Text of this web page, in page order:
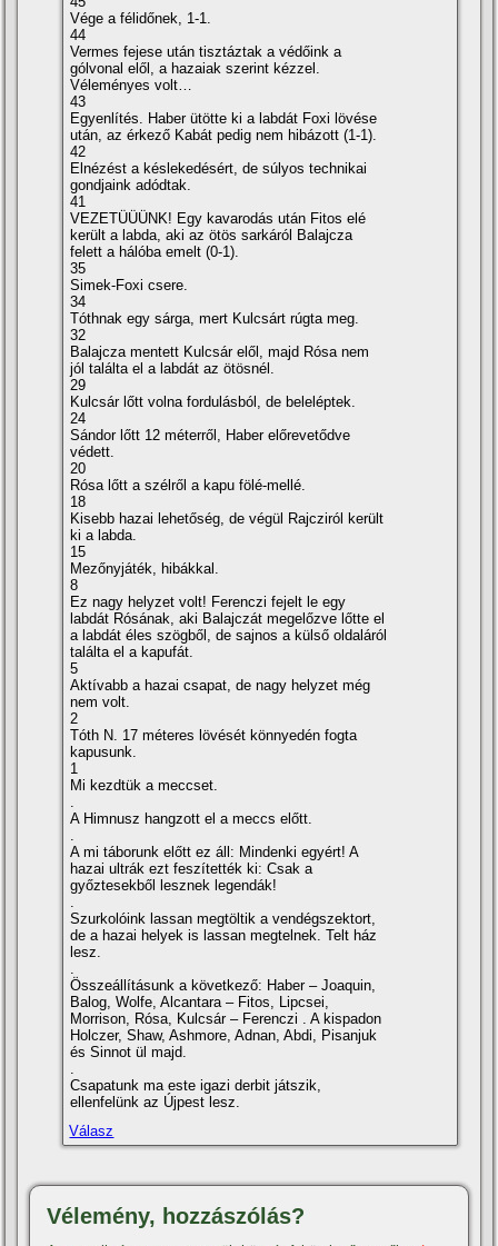
Vége a félidőnek, 1-1.
44
Vermes fejese után tisztáztak a védőink a
gólvonal elől, a hazaiak szerint kézzel.
Véleményes volt…
43
Egyenlí­tés. Haber ütötte ki a labdát Foxi lövése
után, az érkező Kabát pedig nem hibázott (1-1).
42
Elnézést a késlekedésért, de súlyos technikai
gondjaink adódtak.
41
VEZETÜÜÜNK! Egy kavarodás után Fitos elé
került a labda, aki az ötös sarkáról Balajcza
felett a hálóba emelt (0-1).
35
Simek-Foxi csere.
34
Tóthnak egy sárga, mert Kulcsárt rúgta meg.
32
Balajcza mentett Kulcsár elől, majd Rósa nem
jól találta el a labdát az ötösnél.
29
Kulcsár lőtt volna fordulásból, de beleléptek.
24
Sándor lőtt 12 méterről, Haber előrevetődve
védett.
20
Rósa lőtt a szélről a kapu fölé-mellé.
18
Kisebb hazai lehetőség, de végül Rajcziról került
ki a labda.
15
Mezőnyjáték, hibákkal.
8
Ez nagy helyzet volt! Ferenczi fejelt le egy
labdát Rósának, aki Balajczát megelőzve lőtte el
a labdát éles szögből, de sajnos a külső oldaláról
találta el a kapufát.
5
Aktí­vabb a hazai csapat, de nagy helyzet még
nem volt.
2
Tóth N. 17 méteres lövését könnyedén fogta
kapusunk.
1
Mi kezdtük a meccset.
.
A Himnusz hangzott el a meccs előtt.
.
A mi táborunk előtt ez áll: Mindenki egyért! A
hazai ultrák ezt feszí­tették ki: Csak a
győztesekből lesznek legendák!
.
Szurkolóink lassan megtöltik a vendégszektort,
de a hazai helyek is lassan megtelnek. Telt ház
lesz.
.
Összeállí­tásunk a következő: Haber – Joaquin,
Balog, Wolfe, Alcantara – Fitos, Lipcsei,
Morrison, Rósa, Kulcsár – Ferenczi . A kispadon
Holczer, Shaw, Ashmore, Adnan, Abdi, Pisanjuk
és Sinnot ül majd.
.
Csapatunk ma este igazi derbit játszik,
ellenfelünk az Újpest lesz.
Válasz
Vélemény, hozzászólás?